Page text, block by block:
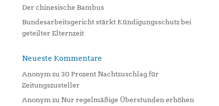
Der chinesische Bambus
Bundesarbeitsgericht stärkt Kündigungsschutz bei
geteilter Elternzeit
Neueste Kommentare
Anonym zu 30 Prozent Nachtzuschlag für
Zeitungszusteller
Anonym zu Nur regelmäßige Überstunden erhöhen